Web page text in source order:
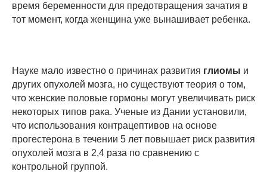
время беременности для предотвращения зачатия в
тот момент, когда женщина уже вынашивает ребенка.
Науке мало известно о причинах развития глиомы и
других опухолей мозга, но существуют теория о том,
что женские половые гормоны могут увеличивать риск
некоторых типов рака. Ученые из Дании установили,
что использования контрацептивов на основе
прогестерона в течении 5 лет повышает риск развития
опухолей мозга в 2,4 раза по сравнению с
контрольной группой.